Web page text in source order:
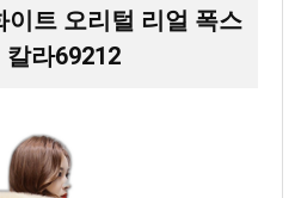
이트 오리털 리얼 폭스
칼라69212